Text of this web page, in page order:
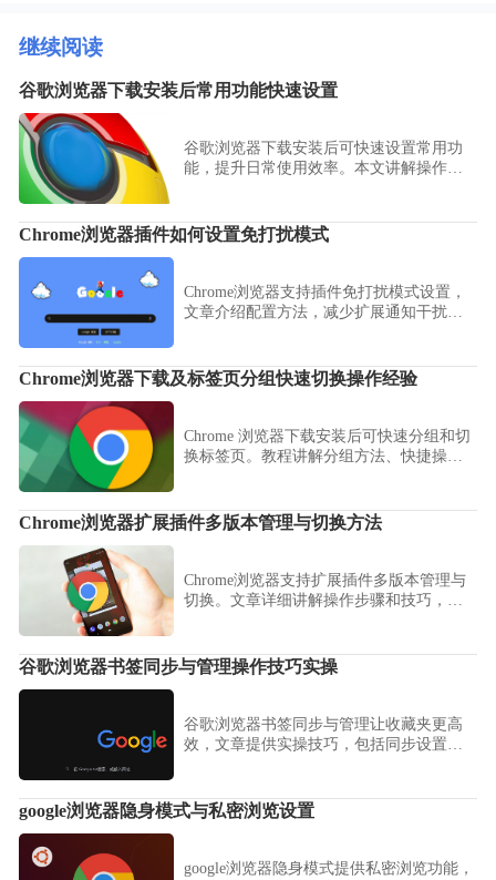
继续阅读
谷歌浏览器下载安装后常用功能快速设置
谷歌浏览器下载安装后可快速设置常用功
能，提升日常使用效率。本文讲解操作方
Chrome浏览器插件如何设置免打扰模式
Chrome浏览器支持插件免打扰模式设置，
文章介绍配置方法，减少扩展通知干扰，
Chrome浏览器下载及标签页分组快速切换操作经验
Chrome 浏览器下载安装后可快速分组和切
换标签页。教程讲解分组方法、快捷操作
Chrome浏览器扩展插件多版本管理与切换方法
Chrome浏览器支持扩展插件多版本管理与
切换。文章详细讲解操作步骤和技巧，帮
谷歌浏览器书签同步与管理操作技巧实操
谷歌浏览器书签同步与管理让收藏夹更高
效，文章提供实操技巧，包括同步设置、
google浏览器隐身模式与私密浏览设置
google浏览器隐身模式提供私密浏览功能，